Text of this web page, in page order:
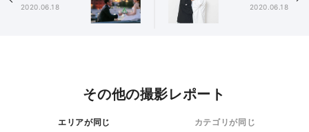
2020.06.18 2020.06.18
その他の撮影レポート
エリアが同じ カテゴリが同じ